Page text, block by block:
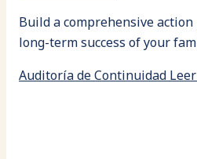
Build a comprehensive
long-term success of your
Auditoría de Continuidad